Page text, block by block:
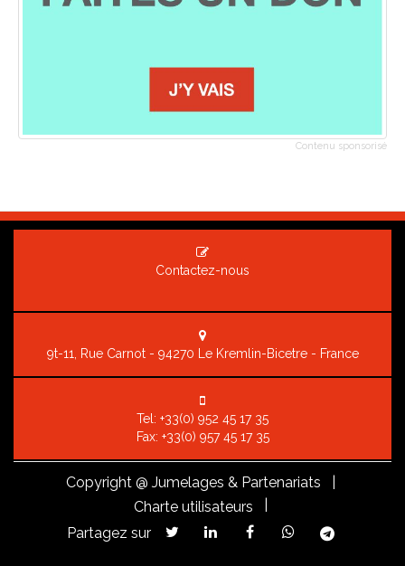
Contenu sponsorisé
Contactez-nous
9t-11, Rue Carnot - 94270 Le Kremlin-Bicetre - France
Tel: +33(0) 952 45 17 35
Fax: +33(0) 957 45 17 35
Copyright@ Jumelages & Partenariats |
Charte utilisateurs
Partagez sur